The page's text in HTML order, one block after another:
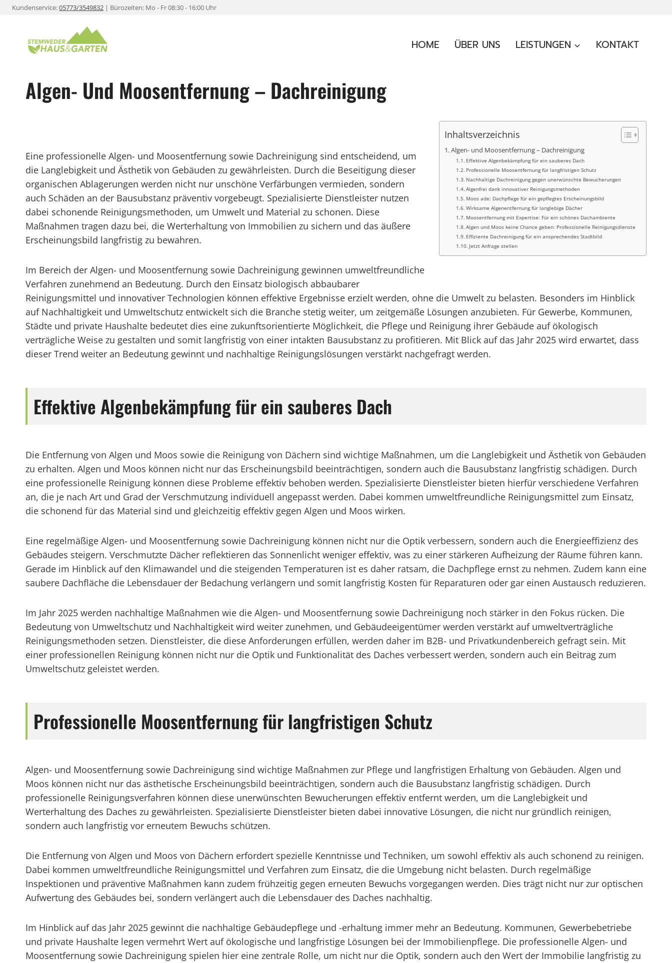
ZumKundenservice:05773/3549832 | Bürozeiten: Mo - Fr 08:30 - 16:00 Uhr
HOME ÜBER UNS LEISTUNGEN KONTAKT
Algen- Und Moosentfernung – Dachreinigung
Inhaltsverzeichnis
Algen- und Moosentfernung – Dachreinigung
Effektive Algenbekämpfung für ein sauberes Dach
Professionelle Moosentfernung für langfristigen Schutz
Nachhaltige Dachreinigung gegen unerwünschte Bewucherungen
Algenfrei dank innovativer Reinigungsmethoden
Moos ade: Dachpflege für ein gepflegtes Erscheinungsbild
Wirksame Algenentfernung für langlebige Dächer
Moosentfernung mit Expertise: Für ein schönes Dachambiente
Algen und Moos keine Chance geben: Professionelle Reinigungsdienste
Effiziente Dachreinigung für ein ansprechendes Stadtbild
Jetzt Anfrage stellen
Eine professionelle Algen- und Moosentfernung sowie Dachreinigung sind entscheidend, um
die Langlebigkeit und Ästhetik von Gebäuden zu gewährleisten. Durch die Beseitigung dieser
organischen Ablagerungen werden nicht nur unschöne Verfärbungen vermieden, sondern
auch Schäden an der Bausubstanz präventiv vorgebeugt. Spezialisierte Dienstleister nutzen
dabei schonende Reinigungsmethoden, um Umwelt und Material zu schonen. Diese
Maßnahmen tragen dazu bei, die Werterhaltung von Immobilien zu sichern und das äußere
Erscheinungsbild langfristig zu bewahren.
Im Bereich der Algen- und Moosentfernung sowie Dachreinigung gewinnen umweltfreundliche
Verfahren zunehmend an Bedeutung. Durch den Einsatz biologisch abbaubarer
Reinigungsmittel und innovativer Technologien können effektive Ergebnisse erzielt werden, ohne die Umwelt zu belasten. Besonders im Hinblick
auf Nachhaltigkeit und Umweltschutz entwickelt sich die Branche stetig weiter, um zeitgemäße Lösungen anzubieten. Für Gewerbe, Kommunen,
Städte und private Haushalte bedeutet dies eine zukunftsorientierte Möglichkeit, die Pflege und Reinigung ihrer Gebäude auf ökologisch
verträgliche Weise zu gestalten und somit langfristig von einer intakten Bausubstanz zu profitieren. Mit Blick auf das Jahr 2025 wird erwartet, dass
dieser Trend weiter an Bedeutung gewinnt und nachhaltige Reinigungslösungen verstärkt nachgefragt werden.
Effektive Algenbekämpfung für ein sauberes Dach
Die Entfernung von Algen und Moos sowie die Reinigung von Dächern sind wichtige Maßnahmen, um die Langlebigkeit und Ästhetik von Gebäuden
zu erhalten. Algen und Moos können nicht nur das Erscheinungsbild beeinträchtigen, sondern auch die Bausubstanz langfristig schädigen. Durch
eine professionelle Reinigung können diese Probleme effektiv behoben werden. Spezialisierte Dienstleister bieten hierfür verschiedene Verfahren
an, die je nach Art und Grad der Verschmutzung individuell angepasst werden. Dabei kommen umweltfreundliche Reinigungsmittel zum Einsatz,
die schonend für das Material sind und gleichzeitig effektiv gegen Algen und Moos wirken.
Eine regelmäßige Algen- und Moosentfernung sowie Dachreinigung können nicht nur die Optik verbessern, sondern auch die Energieeffizienz des
Gebäudes steigern. Verschmutzte Dächer reflektieren das Sonnenlicht weniger effektiv, was zu einer stärkeren Aufheizung der Räume führen kann.
Gerade im Hinblick auf den Klimawandel und die steigenden Temperaturen ist es daher ratsam, die Dachpflege ernst zu nehmen. Zudem kann eine
saubere Dachfläche die Lebensdauer der Bedachung verlängern und somit langfristig Kosten für Reparaturen oder gar einen Austausch reduzieren.
Im Jahr 2025 werden nachhaltige Maßnahmen wie die Algen- und Moosentfernung sowie Dachreinigung noch stärker in den Fokus rücken. Die
Bedeutung von Umweltschutz und Nachhaltigkeit wird weiter zunehmen, und Gebäudeeigentümer werden verstärkt auf umweltverträgliche
Reinigungsmethoden setzen. Dienstleister, die diese Anforderungen erfüllen, werden daher im B2B- und Privatkundenbereich gefragt sein. Mit
einer professionellen Reinigung können nicht nur die Optik und Funktionalität des Daches verbessert werden, sondern auch ein Beitrag zum
Umweltschutz geleistet werden.
Professionelle Moosentfernung für langfristigen Schutz
Algen- und Moosentfernung sowie Dachreinigung sind wichtige Maßnahmen zur Pflege und langfristigen Erhaltung von Gebäuden. Algen und
Moos können nicht nur das ästhetische Erscheinungsbild beeinträchtigen, sondern auch die Bausubstanz langfristig schädigen. Durch
professionelle Reinigungsverfahren können diese unerwünschten Bewucherungen effektiv entfernt werden, um die Langlebigkeit und
Werterhaltung des Daches zu gewährleisten. Spezialisierte Dienstleister bieten dabei innovative Lösungen, die nicht nur gründlich reinigen,
sondern auch langfristig vor erneutem Bewuchs schützen.
Die Entfernung von Algen und Moos von Dächern erfordert spezielle Kenntnisse und Techniken, um sowohl effektiv als auch schonend zu reinigen.
Dabei kommen umweltfreundliche Reinigungsmittel und Verfahren zum Einsatz, die die Umgebung nicht belasten. Durch regelmäßige
Inspektionen und präventive Maßnahmen kann zudem frühzeitig gegen erneuten Bewuchs vorgegangen werden. Dies trägt nicht nur zur optischen
Aufwertung des Gebäudes bei, sondern verlängert auch die Lebensdauer des Daches nachhaltig.
Im Hinblick auf das Jahr 2025 gewinnt die nachhaltige Gebäudepflege und -erhaltung immer mehr an Bedeutung. Kommunen, Gewerbebetriebe
und private Haushalte legen vermehrt Wert auf ökologische und langfristige Lösungen bei der Immobilienpflege. Die professionelle Algen- und
Moosentfernung sowie Dachreinigung spielen hier eine zentrale Rolle, um nicht nur die Optik, sondern auch den Wert der Immobilie langfristig zu